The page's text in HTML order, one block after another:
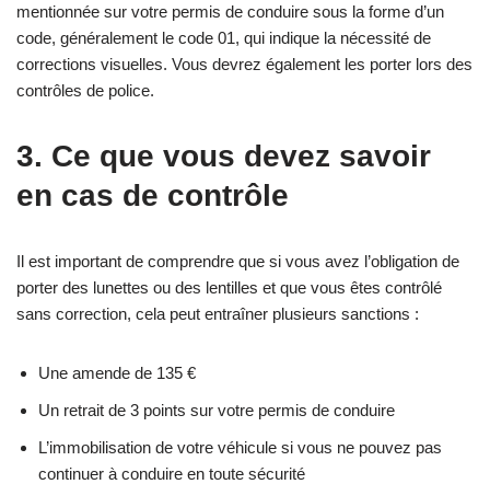
mentionnée sur votre permis de conduire sous la forme d’un
code, généralement le code 01, qui indique la nécessité de
corrections visuelles. Vous devrez également les porter lors des
contrôles de police.
3. Ce que vous devez savoir
en cas de contrôle
Il est important de comprendre que si vous avez l’obligation de
porter des lunettes ou des lentilles et que vous êtes contrôlé
sans correction, cela peut entraîner plusieurs sanctions :
Une amende de 135 €
Un retrait de 3 points sur votre permis de conduire
L’immobilisation de votre véhicule si vous ne pouvez pas
continuer à conduire en toute sécurité